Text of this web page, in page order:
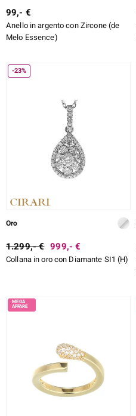
99,- €
Anello in argento con Zircone (de
Melo Essence)
-23%
Oro
1.299,- € 999,- €
Collana in oro con Diamante SI1 (H)